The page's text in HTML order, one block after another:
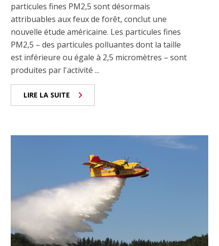
particules fines PM2,5 sont désormais
attribuables aux feux de forêt, conclut une
nouvelle étude américaine. Les particules fines
PM2,5 – des particules polluantes dont la taille
est inférieure ou égale à 2,5 micromètres – sont
produites par l'activité ...
LIRE LA SUITE